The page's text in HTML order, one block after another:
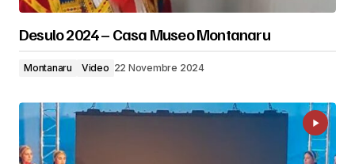
Desulo 2024 – Casa Museo Montanaru
Montanaru Video 22 Novembre 2024